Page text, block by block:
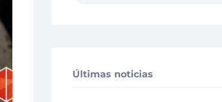
Últimas noticias